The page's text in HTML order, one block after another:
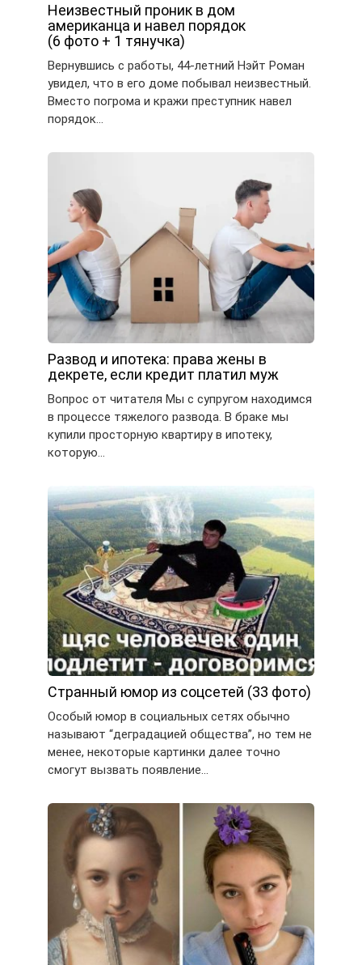
Неизвестный проник в дом
американца и навел порядок
(6 фото + 1 тянучка)
Вернувшись с работы, 44-летний Нэйт Роман
увидел, что в его доме побывал неизвестный.
Вместо погрома и кражи преступник навел
порядок…
Развод и ипотека: права жены в
декрете, если кредит платил муж
Вопрос от читателя Мы с супругом находимся
в процессе тяжелого развода. В браке мы
купили просторную квартиру в ипотеку,
которую…
Странный юмор из соцсетей (33 фото)
Особый юмор в социальных сетях обычно
называют “деградацией общества”, но тем не
менее, некоторые картинки далее точно
смогут вызвать появление…